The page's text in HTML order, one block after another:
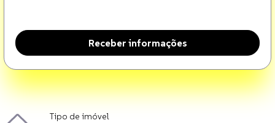
Receber informações
Tipo de imóvel